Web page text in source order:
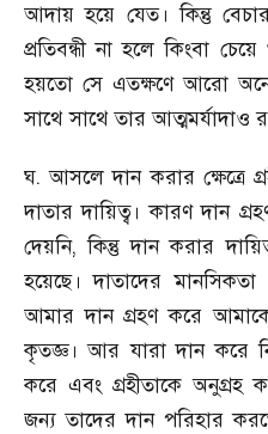
আদায় হয়ে যেত। কিন্তু
প্রতিবন্ধী না হলে কিংবা
হয়তো সে এতক্ষণে আরো
সাথে সাথে তার আত্মমর্যাদাও
ঘ. আসলে দান করার ক্ষেত্রে
দাতার দায়িত্ব। কারণ দান
দেয়নি,কিন্তু দান করার
হয়েছে। দাতাদের
আমার দান গ্রহণ করে
কৃতজ্ঞ। আর যারা দান করে
করে এবং গ্রহীতাকে অনুগ্রহ
জন্য তাদের দান পরিহার